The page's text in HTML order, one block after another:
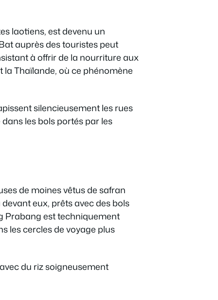
laotiens, est devenu un
auprès des touristes peut
à offrir de la nourriture aux
la Thaïlande, où ce phénomène
silencieusement les rues
les bols portés par les
de moines vêtus de safran
eux, prêts avec des bols
Prabang est techniquement
les cercles de voyage plus
du riz soigneusement